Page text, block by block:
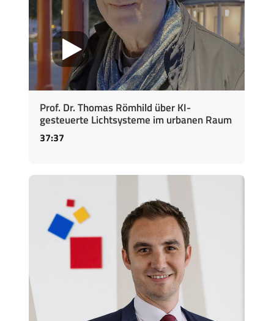
Prof. Dr. Thomas Römhild über KI-
gesteuerte Lichtsysteme im urbanen Raum
37:37